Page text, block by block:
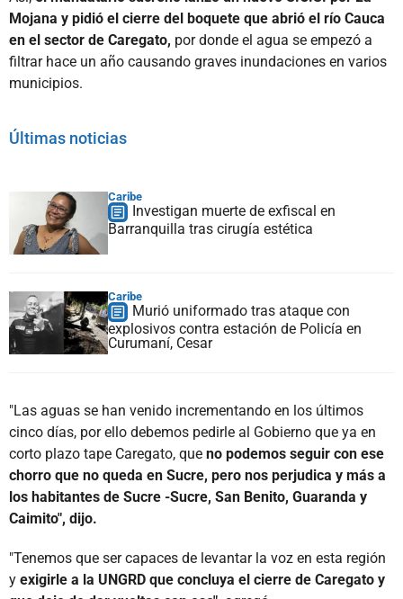
Mojana y pidió el cierre del boquete que abrió el río Cauca
en el sector de Caregato, por donde el agua se empezó a
filtrar hace un año causando graves inundaciones en varios
municipios.
Últimas noticias
Caribe
Investigan muerte de exfiscal en
Barranquilla tras cirugía estética
Caribe
Murió uniformado tras ataque con
explosivos contra estación de Policía en
Curumaní, Cesar
"Las aguas se han venido incrementando en los últimos
cinco días, por ello debemos pedirle al Gobierno que ya en
corto plazo tape Caregato, que no podemos seguir con ese
chorro que no queda en Sucre, pero nos perjudica y más a
los habitantes de Sucre -Sucre, San Benito, Guaranda y
Caimito", dijo.
"Tenemos que ser capaces de levantar la voz en esta región
y exigirle a la UNGRD que concluya el cierre de Caregato y